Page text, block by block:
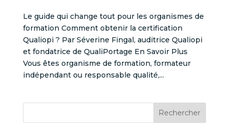
Le guide qui change tout pour les organismes de
formation Comment obtenir la certification
Qualiopi ? Par Séverine Fingal, auditrice Qualiopi
et fondatrice de QualiPortage En Savoir Plus
Vous êtes organisme de formation, formateur
indépendant ou responsable qualité,...